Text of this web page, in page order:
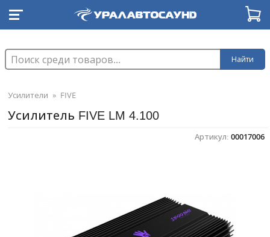
Найти
Усилители » FIVE
Усилитель FIVE LM 4.100
Артикул: 00017006